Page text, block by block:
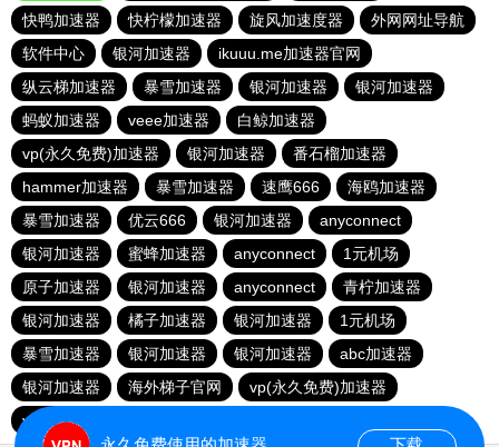
快鸭加速器
快柠檬加速器 旋风加速度器
外网网址导航
软件中心
银河加速器
ikuuu.me加速器官网
纵云梯加速器
暴雪加速器 银河加速器
银河加速器
蚂蚁加速器
veee加速器
白鲸加速器
vp(永久免费)加速器
银河加速器
番石榴加速器
hammer加速器
暴雪加速器 速鹰666
海鸥加速器
暴雪加速器
优云666 银河加速器
anyconnect
银河加速器
蜜蜂加速器 anyconnect
1元机场
原子加速器
银河加速器 anyconnect
青柠加速器
银河加速器
橘子加速器 银河加速器
1元机场
暴雪加速器
银河加速器 银河加速器
abc加速器
银河加速器
海外梯子官网
vp(永久免费)加速器
vp(永久免费)加速器